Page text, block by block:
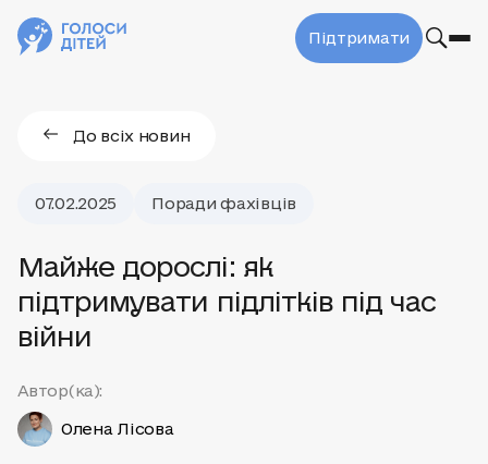
Підтримати
До всіх новин
07.02.2025 Поради фахівців
Майже дорослі: як
підтримувати підлітків під час
війни
Автор(ка):
Олена Лісова